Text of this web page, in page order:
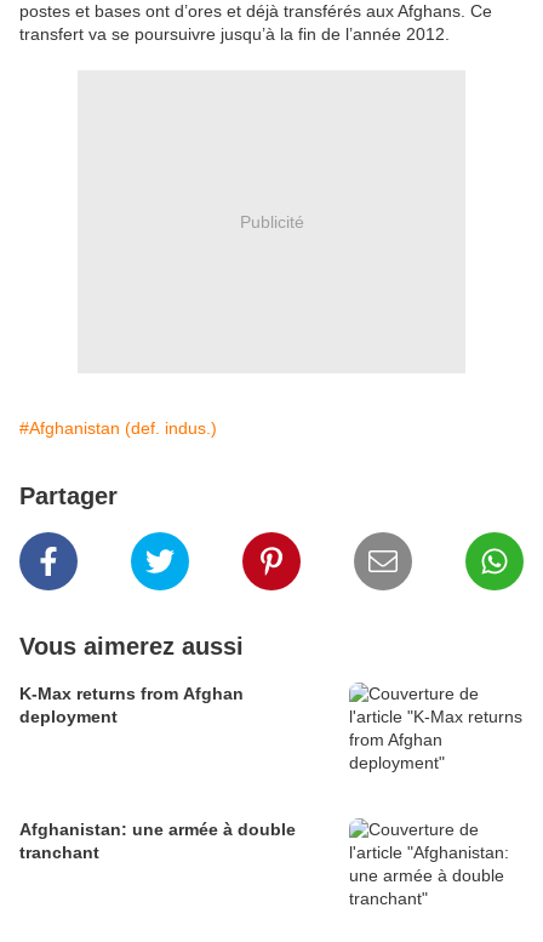
postes et bases ont d’ores et déjà transférés aux Afghans. Ce
transfert va se poursuivre jusqu’à la fin de l’année 2012.
Publicité
#Afghanistan (def. indus.)
Partager
Vous aimerez aussi
K-Max returns from Afghan
deployment
Afghanistan: une armée à double
tranchant